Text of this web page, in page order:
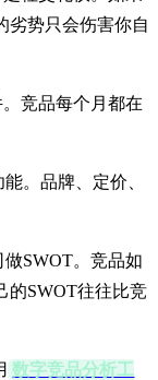
劣势只会伤害你自
竞品每个月都在
。品牌、定价、
SWOT。竞品如
的SWOT往往比竞
数字竞品分析工